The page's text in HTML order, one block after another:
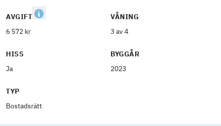
AVGIFT
6 572 kr
VÅNING
3 av 4
HISS
Ja
BYGGÅR
2023
TYP
Bostadsrätt